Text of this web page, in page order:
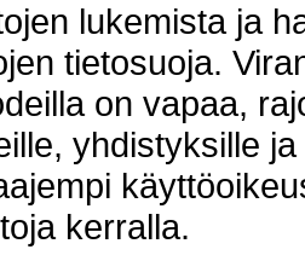
lukemista ja
tietosuoja.
on vapaa,
yhdistyksille
kerralla.